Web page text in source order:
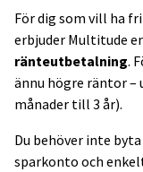
För dig som vill ha
erbjuder Multitude
ränteutbetalning.
ännu högre räntor –
månader till 3 år).
Du behöver inte
sparkonto och